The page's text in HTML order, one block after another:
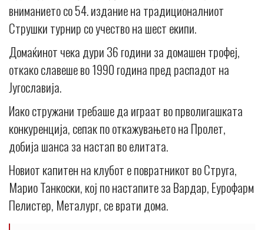
вниманието со 54. издание на традиционалниот
Струшки турнир со учество на шест екипи.
Домаќинот чека дури 36 години за домашен трофеј,
откако славеше во 1990 година пред распадот на
Југославија.
Иако стружани требаше да играат во прволигашката
конкуренција, сепак по откажувањето на Пролет,
добија шанса за настап во елитата.
Новиот капитен на клубот е повратникот во Струга,
Марио Танкоски, кој по настапите за Вардар, Еурофарм
Пелистер, Металург, се врати дома.